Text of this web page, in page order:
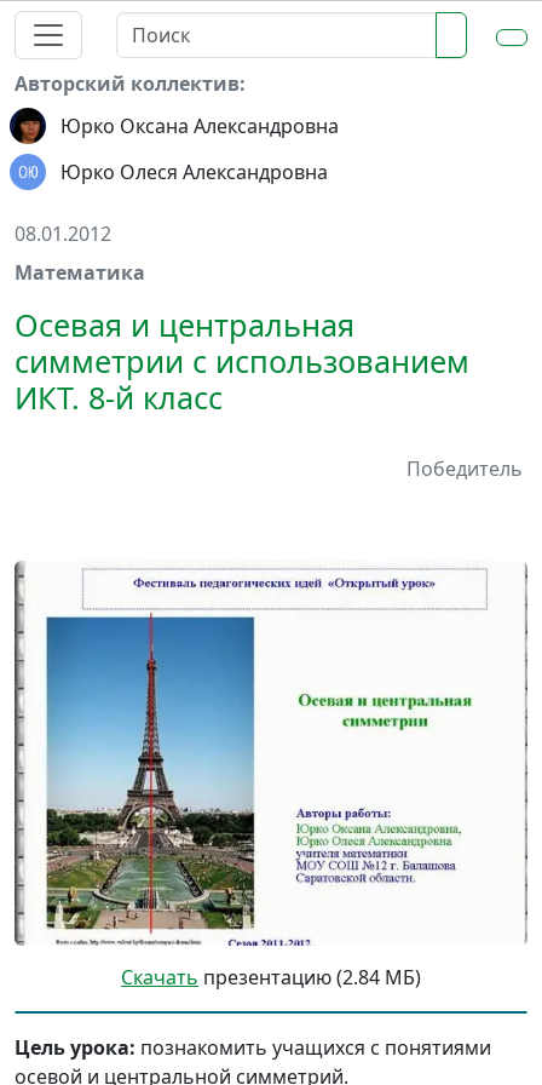
Авторский коллектив:
Юрко Оксана Александровна
Юрко Олеся Александровна
08.01.2012
Математика
Осевая и центральная
симметрии с использованием
ИКТ. 8-й класс
Победитель
Скачать презентацию (2.84 МБ)
Цель урока: познакомить учащихся с понятиями
осевой и центральной симметрий.